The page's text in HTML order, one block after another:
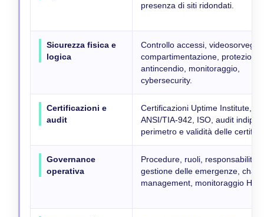
presenza di siti ridondati.
Sicurezza fisica e
logica
Controllo accessi,
compartimentazione, protezione
antincendio, monitoraggio,
cybersecurity.
Certificazioni e
audit
Certificazioni Uptime Institute,
ANSI/TIA-942, ISO, audit
perimetro e validità delle
Governance
operativa
Procedure, ruoli, responsabilità,
gestione delle emergenze,
management, monitoraggio H24.